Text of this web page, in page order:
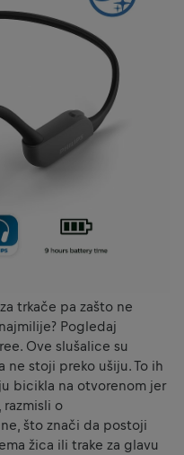
trkače pa zašto ne
Pogledaj
Ove slušalice su
stoji preko ušiju. To ih
bicikla na otvorenom jer
o
što znači da postoji
žica ili trake za glavu